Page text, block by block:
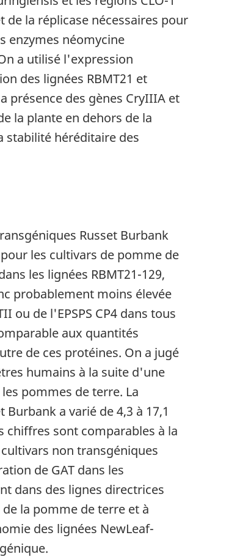
de la réplicase nécessaires pour
enzymes néomycine
a utilisé l'expression
des lignées RBMT21 et
présence des gènes CryIIIA et
la plante en dehors de la
stabilité héréditaire des
Russet Burbank
les cultivars de pomme de
les lignées RBMT21-129,
probablement moins élevée
ou de l'EPSPS CP4 dans tous
aux quantités
de ces protéines. On a jugé
humains à la suite d'une
pommes de terre. La
Burbank a varié de 4,3 à 17,1
chiffres sont comparables à la
non transgéniques
de GAT dans les
dans des lignes directrices
la pomme de terre et à
des lignées NewLeaf-